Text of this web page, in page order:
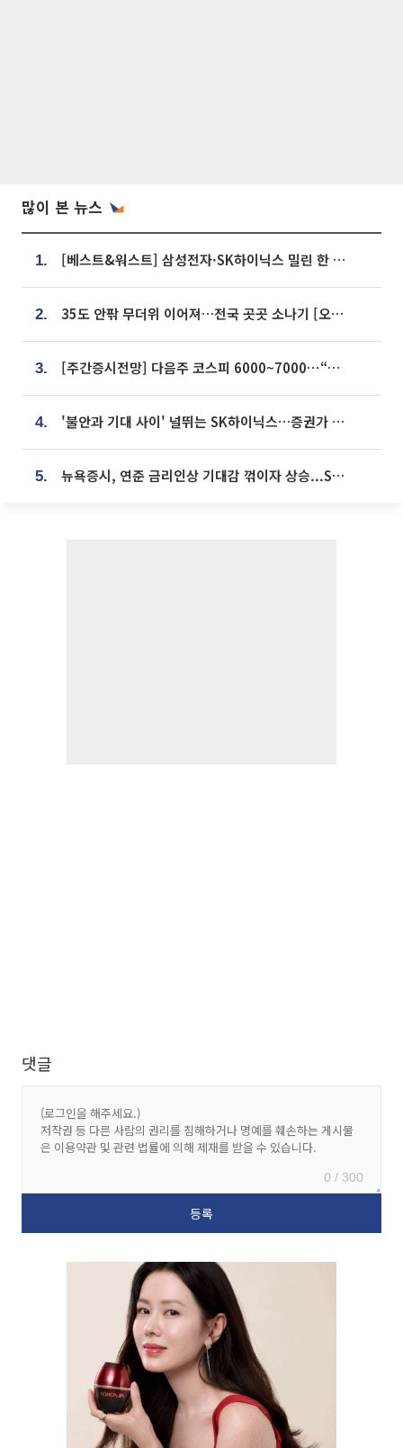
많이 본 뉴스
1. [베스트&워스트] 삼성전자·SK하이닉스 밀린 한 주…상상인증권은 85% 급등
2. 35도 안팎 무더위 이어져…전국 곳곳 소나기 [오늘 날씨]
3. [주간증시전망] 다음주 코스피 6000~7000⋯“外人 수급은 정책이 변수”
4. '불안과 기대 사이' 널뛰는 SK하이닉스…증권가 "HBM4·LTA 기반 펀터멘털 견고"
5. 뉴욕증시, 연준 금리인상 기대감 꺾이자 상승...S&P500 사상 최고치 [종합]
댓글
0 / 300